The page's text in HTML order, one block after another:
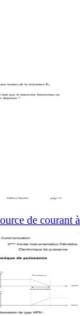
de courant à